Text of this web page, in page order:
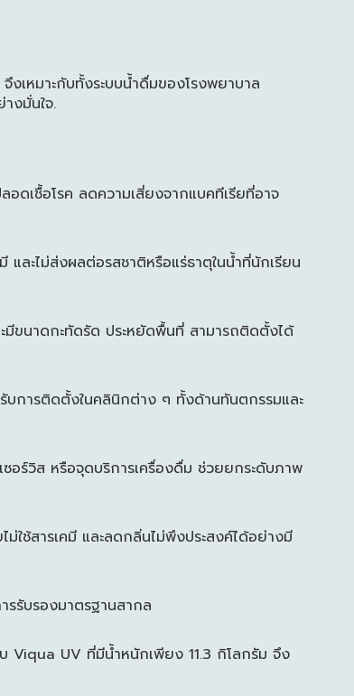
เหมาะกับทั้งระบบน้ำดื่มของโรงพยาบาล
งมั่นใจ.
อดเชื้อโรค ลดความเสี่ยงจากแบคทีเรียที่อาจ
ละไม่ส่งผลต่อรสชาติหรือแร่ธาตุในน้ำที่นักเรียน
ขนาดกะทัดรัด ประหยัดพื้นที่ สามารถติดตั้งได้
รับการติดตั้งในคลินิกต่าง ๆ ทั้งด้านทันตกรรมและ
อร์วิส หรือจุดบริการเครื่องดื่ม ช่วยยกระดับภาพ
ใช้สารเคมี และลดกลิ่นไม่พึงประสงค์ได้อย่างมี
รรับรองมาตรฐานสากล
Viqua UV ที่มีน้ำหนักเพียง 11.3 กิโลกรัม จึง